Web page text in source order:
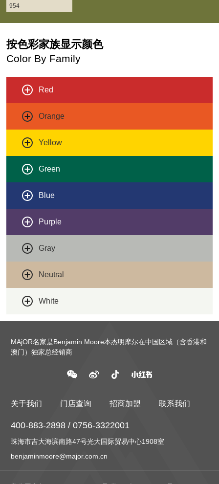
954
按色彩家族显示颜色
Color By Family
Red
Orange
Yellow
Green
Blue
Purple
Gray
Neutral
White
MAjOR名家是Benjamin Moore本杰明摩尔在中国区域（含香港和
澳门）独家总经销商
关于我们 门店查询 招商加盟 联系我们
400-883-2898 / 0756-3322001
珠海市吉大海滨南路47号光大国际贸易中心1908室
benjaminmoore@major.com.cn